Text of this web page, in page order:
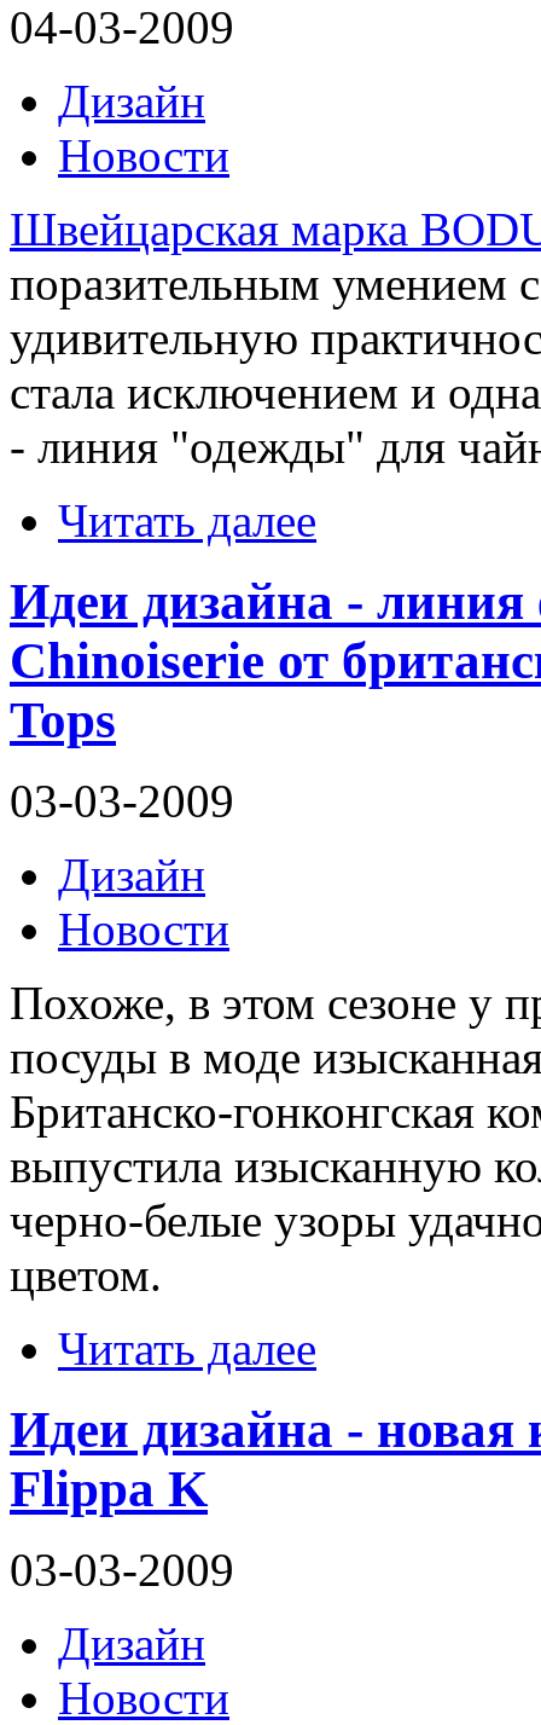
04-03-2009
Дизайн
Новости
Швейцарская марка
поразительным умением
удивительную
стала исключением и
- линия "одежды" для
Читать далее
Идеи дизайна -
Chinoiserie от
Tops
03-03-2009
Дизайн
Новости
Похоже, в этом сезоне у
посуды в моде
Британско-гонконгская
выпустила изысканную
черно-белые узоры
цветом.
Читать далее
Идеи дизайна - новая
Flippa K
03-03-2009
Дизайн
Новости